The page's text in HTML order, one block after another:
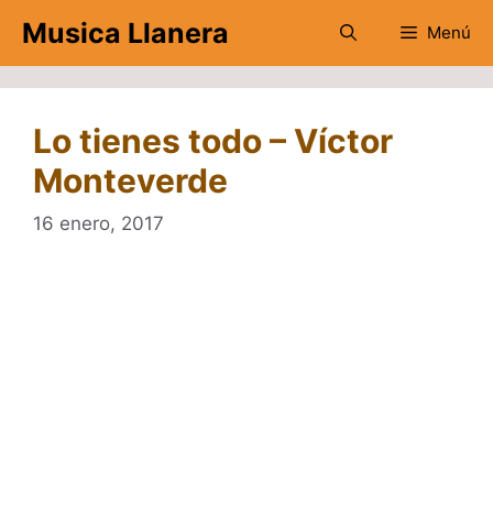
contenido
Musica Llanera Menú
Lo tienes todo – Víctor
Monteverde
16 enero, 2017